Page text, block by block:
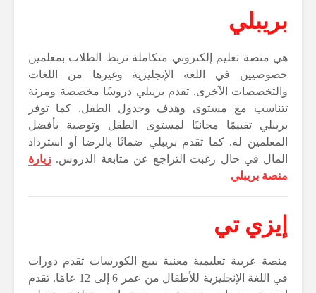
بريبلي
هي منصة تعليم إلكتروني متكاملة تربط الطلاب بمعلمين
خصوصيين في اللغة الإنجليزية وغيرها من اللغات
والتخصصات الآخرى. تقدم بريبلي دروسًا مخصصة ومرنة
تتناسب مع مستوى وهدف وجدول الطفل. كما توفر
بريبلي تقييمًا مجانيًا لمستوى الطفل وتوصية بأفضل
المعلمين له. كما تقدم بريبلي ضمانًا بالرضا أو استرداد
المال في حال رغبت التراجع عن متابعة الدروس. زيارة
منصة بريبلي
إيزي تي
منصة عربية تعليمية معنية ببيع الكورسات تقدم دورات
في اللغة الإنجليزية للأطفال من عمر 6 إلى 12 عامًا. تقدم